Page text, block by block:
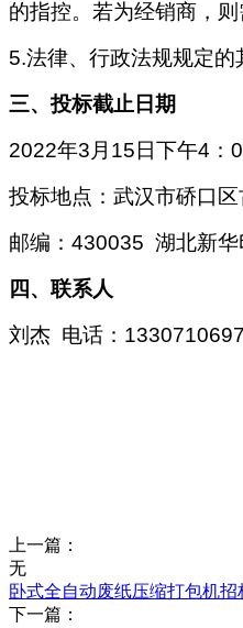
的指控。若为经销商，则
5.法律、行政法规规定的
三、投标截止日期
2022年3月15日下午4：
投标地点：武汉市硚口
邮编：430035 湖北新
四、联系人
刘杰 电话：
湖北
上一篇：
无
卧式全自动废纸压缩打包机招
下一篇：